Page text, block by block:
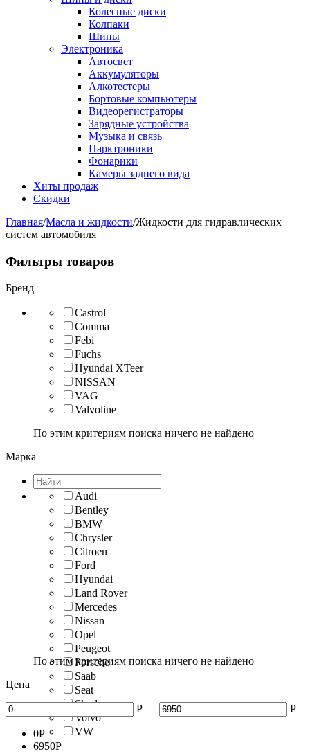
Колесные диски
Колпаки
Шины
Электроника
Автосвет
Аккумуляторы
Алкотестеры
Бортовые компьютеры
Видеорегистраторы
Зарядные устройства
Музыка и связь
Парктроники
Фонарики
Камеры заднего вида
Хиты продаж
Скидки
Главная/Масла и жидкости/Жидкости для гидравлических
систем автомобиля
Фильтры товаров
Бренд
Castrol
Comma
Febi
Fuchs
Hyundai XTeer
NISSAN
VAG
Valvoline
По этим критериям поиска ничего не найдено
Марка
Audi
Bentley
BMW
Chrysler
Citroen
Ford
Hyundai
Land Rover
Mercedes
Nissan
Opel
Peugeot
Porsche
Saab
Seat
Skoda
Volvo
VW
По этим критериям поиска ничего не найдено
Цена
Р – Р
0Р
6950Р